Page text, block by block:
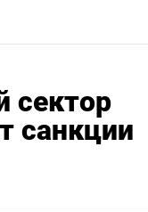
сектор
санкции